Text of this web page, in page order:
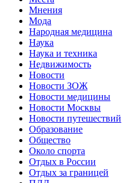
Мнения
Мода
Народная медицина
Наука
Наука и техника
Недвижимость
Новости
Новости ЗОЖ
Новости медицины
Новости Москвы
Новости путешествий
Образование
Общество
Около спорта
Отдых в России
Отдых за границей